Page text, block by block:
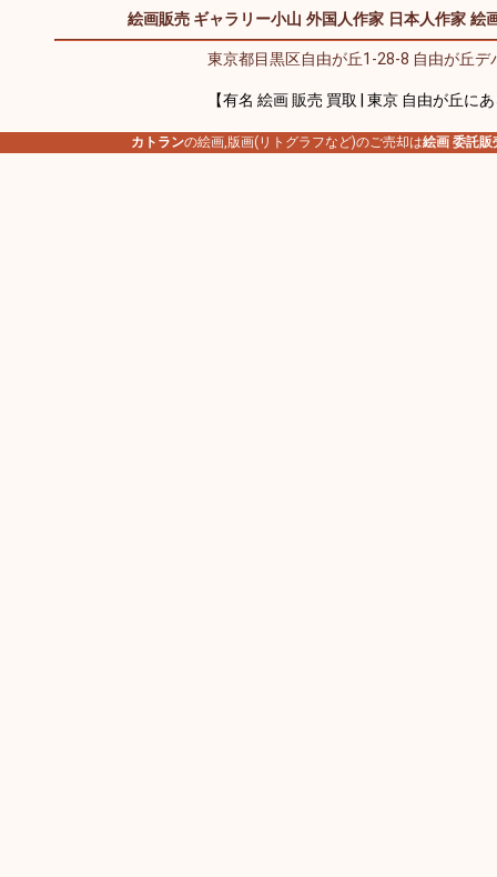
絵画販売 ギャラリー小山 外国人作家 日本人作家 絵
東京都目黒区自由が丘1-28-8 自由が丘デ
【有名 絵画 販売 買取 | 東京 自由が丘に
カトランの絵画,版画(リトグラフなど)のご売却は絵画 委託販